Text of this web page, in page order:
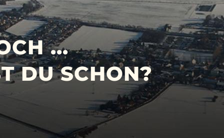
...
DU SCHON?